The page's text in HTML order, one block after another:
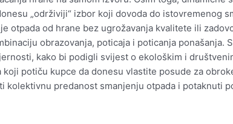
„održiviji“ izbor koji dovoda do istovremenog
otpada od hrane bez ugrožavanja kvalitete ili
obrazovanja, poticaja i poticanja
kako bi podigli svijest o ekološkim i
potiču kupce da donesu vlastite posude za
predanost smanjenju otpada i potaknuti